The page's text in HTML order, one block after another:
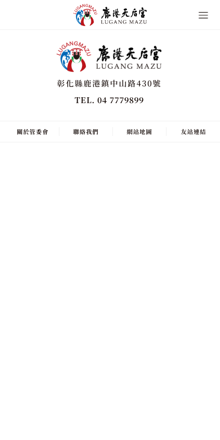
彰化縣鹿港鎮中山路430號
TEL. 04 7779899
關於管委會 聯絡我們 網站地圖 友站連結